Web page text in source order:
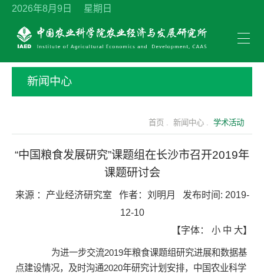
2026年8月9日 星期日
新闻中心
首页 . 新闻中心 . 学术活动
“中国粮食发展研究”课题组在长沙市召开2019年
课题研讨会
来源 ： 产业经济研究室 作者： 刘明月 发布时间: 2019-
12-10
【字体： 小 中 大】
为进一步交流2019年粮食课题组研究进展和数据基
点建设情况，及时沟通2020年研究计划安排，中国农业科学